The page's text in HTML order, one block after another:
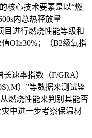
核心技术要素是以“燃
内总热释放量
目进行燃烧性能等级和
OI≥30%；（B2级氧指
速率指数（F/GRA）
）”等数据来测试鉴
燃烧性能来判别其能否
中进一步考察保温材